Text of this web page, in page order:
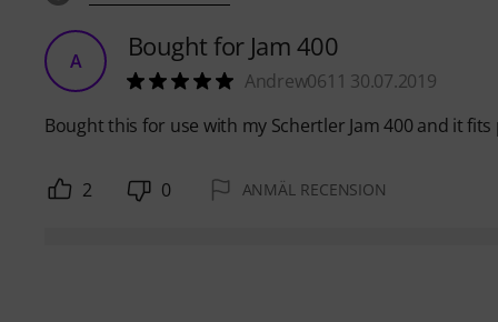
A Bought for Jam 400
Andrew0611 30.07.2019
Bought this for use with my Schertler Jam 400 and it
2 0 ANMÄL RECENSION